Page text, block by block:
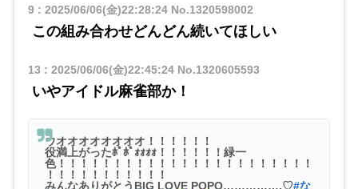
9: 2025/06/06(金)22:28:24No.1320598002
この組み合わせどんどん続いてほしい
13 : 2025/06/06(金)22:45:24No.1320605593
いやアイドル麻雀部か！
ウオオオオオオオオ！！！！！！
役満上がったﾎﾟﾎﾟｫｫｫｫ！！！！！！緑一
色！！！！！！！！！！！！！！！！！！！！！！！
！！！！！！！！！！！
みんなありがとうBIG LOVE POPO…………….♡#な